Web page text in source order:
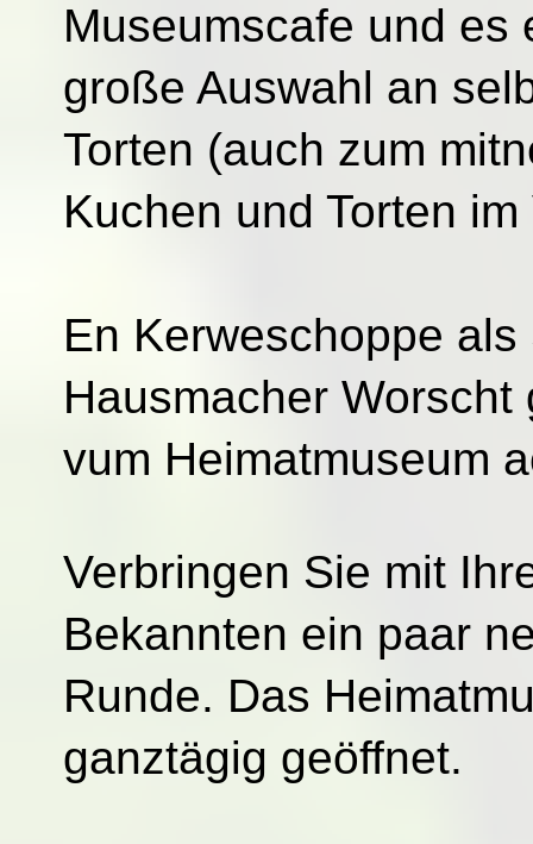
Museumscafe und es
große Auswahl an
Torten (auch zum
Kuchen und Torten
En Kerweschoppe
Hausmacher Worscht
vum Heimatmuseum
Verbringen Sie mit
Bekannten ein paar
Runde. Das
ganztägig geöffnet.